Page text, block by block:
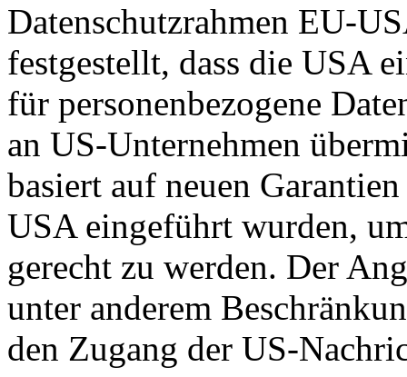
Datenschutzrahmen EU-
festgestellt, dass die USA
für personenbezogene
an US-Unternehmen
basiert auf neuen
USA eingeführt wurden,
gerecht zu werden. Der
unter anderem
den Zugang der US-